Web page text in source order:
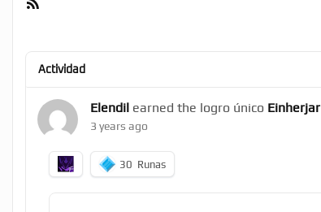
Actividad
Elendil earned the logro único Einherjar
3 years ago
30 Runas